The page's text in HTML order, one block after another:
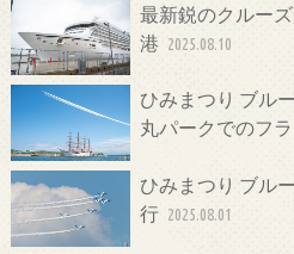
最新鋭のクルー
港 2025.08.10
ひみまつり ブル
丸パークでのフ
ひみまつり ブル
行 2025.08.01